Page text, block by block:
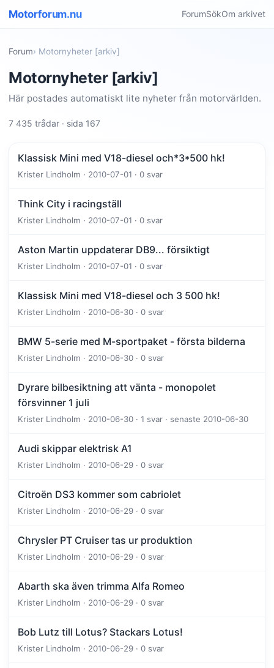
Motorforum.nu ForumSökOm arkivet
Forum› Motornyheter [arkiv]
Motornyheter [arkiv]
Här postades automatiskt lite nyheter från motorvärlden.
7 435 trådar · sida 167
Klassisk Mini med V18-diesel och*3*500 hk!
Krister Lindholm · 2010-07-01 · 0 svar
Think City i racingställ
Krister Lindholm · 2010-07-01 · 0 svar
Aston Martin uppdaterar DB9... försiktigt
Krister Lindholm · 2010-07-01 · 0 svar
Klassisk Mini med V18-diesel och 3 500 hk!
Krister Lindholm · 2010-06-30 · 0 svar
BMW 5-serie med M-sportpaket - första bilderna
Krister Lindholm · 2010-06-30 · 0 svar
Dyrare bilbesiktning att vänta - monopolet
försvinner 1 juli
Krister Lindholm · 2010-06-30 · 1 svar · senaste 2010-06-30
Audi skippar elektrisk A1
Krister Lindholm · 2010-06-29 · 0 svar
Citroën DS3 kommer som cabriolet
Krister Lindholm · 2010-06-29 · 0 svar
Chrysler PT Cruiser tas ur produktion
Krister Lindholm · 2010-06-29 · 0 svar
Abarth ska även trimma Alfa Romeo
Krister Lindholm · 2010-06-29 · 0 svar
Bob Lutz till Lotus? Stackars Lotus!
Krister Lindholm · 2010-06-29 · 0 svar